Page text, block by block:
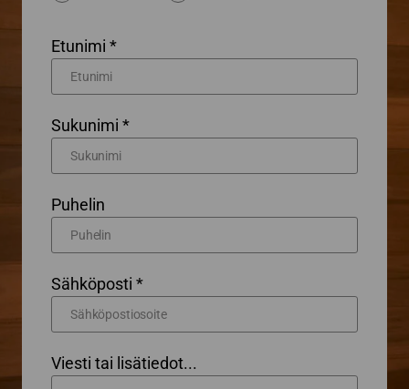
Etunimi *
Sukunimi *
Puhelin
Sähköposti *
Viesti tai lisätiedot...